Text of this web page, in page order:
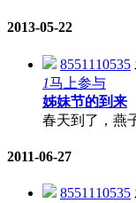
2013-05-22
8551110535
1马上参与
姊妹节的到来
春天到了，燕
2011-06-27
8551110535